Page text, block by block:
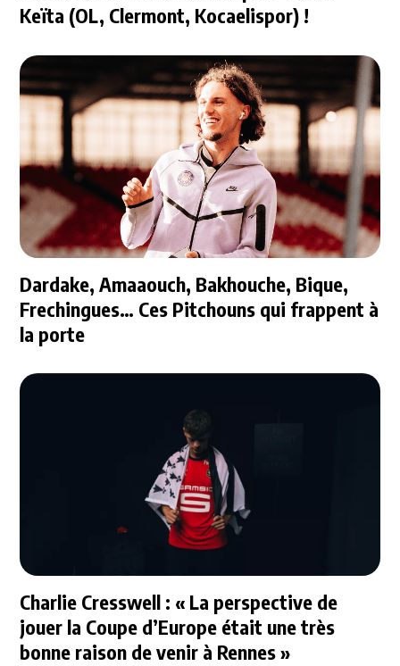
Keïta (OL, Clermont, Kocaelispor) !
Dardake, Amaaouch, Bakhouche, Bique,
Frechingues… Ces Pitchouns qui frappent à
la porte
Charlie Cresswell : « La perspective de
jouer la Coupe d’Europe était une très
bonne raison de venir à Rennes »